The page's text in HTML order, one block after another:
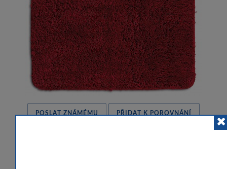
POSLAT ZNÁMÉMU PŘIDAT K POROVNÁNÍ